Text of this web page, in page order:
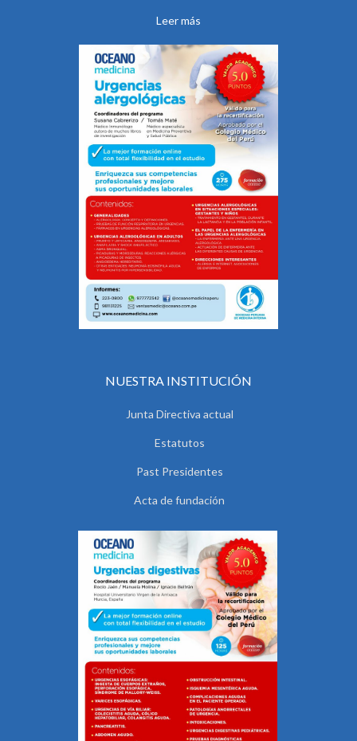
Leer más
NUESTRA INSTITUCIÓN
Junta Directiva actual
Estatutos
Past Presidentes
Acta de fundación